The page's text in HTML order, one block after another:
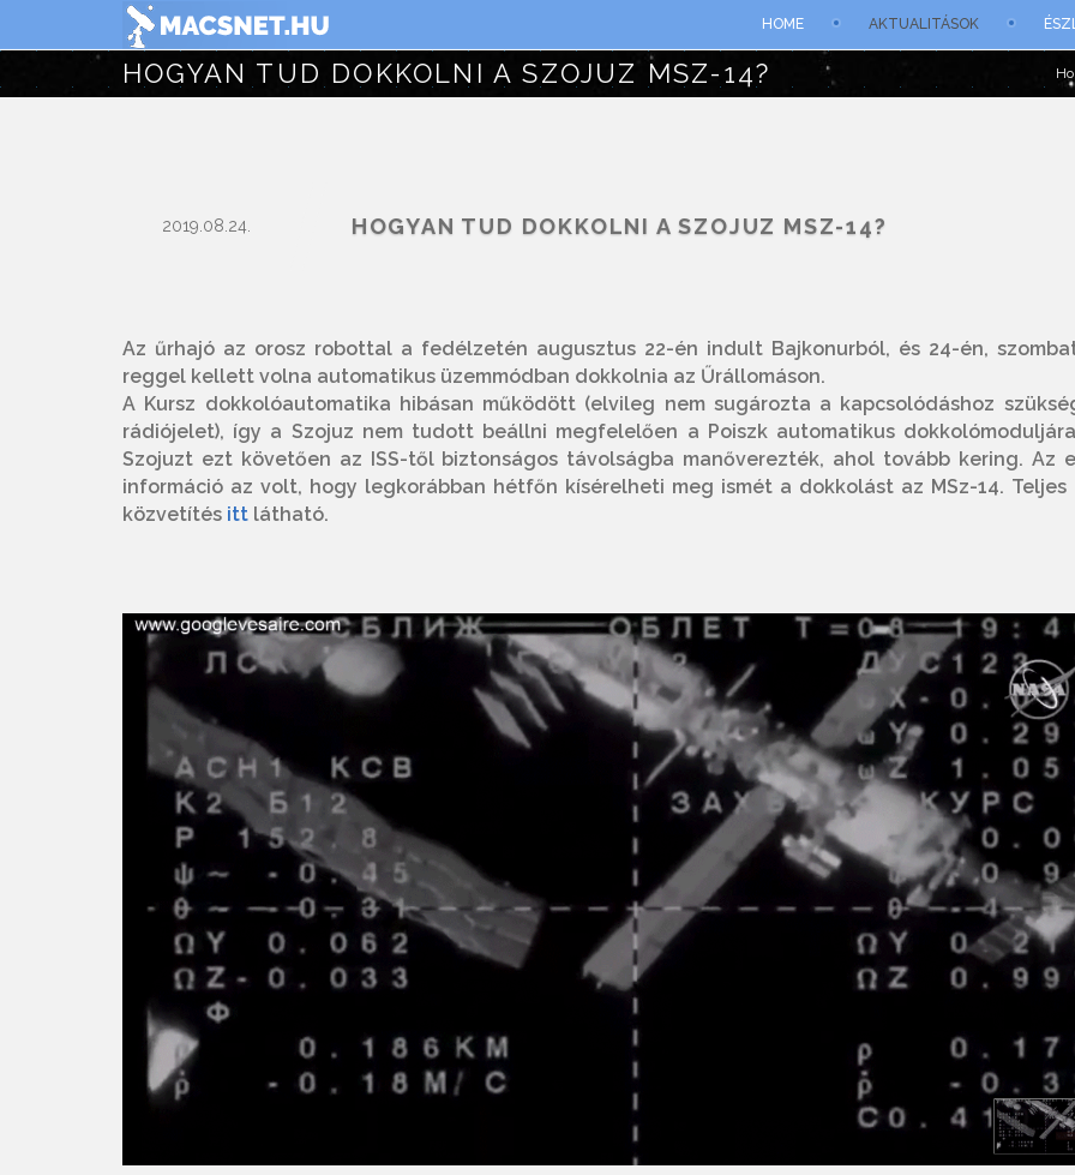
HOME AKTUALITÁSOK
HOGYAN TUD DOKKOLNI A SZOJUZ MSZ-14?
2019.08.24. HOGYAN TUD DOKKOLNI A SZOJUZ MSZ-14?
Az űrhajó az orosz robottal a fedélzetén augusztus 22-én indult Bajkonurból, és 24-én,
reggel kellett volna automatikus üzemmódban dokkolnia az Űrállomáson.
A Kursz dokkolóautomatika hibásan működött (elvileg nem sugározta a kapcsolódáshoz
rádiójelet), így a Szojuz nem tudott beállni megfelelően a Poiszk automatikus
Szojuzt ezt követően az ISS-től biztonságos távolságba manőverezték, ahol tovább kering. Az
információ az volt, hogy legkorábban hétfőn kísérelheti meg ismét a dokkolást az MSz-14. Teljes
közvetítés itt látható.